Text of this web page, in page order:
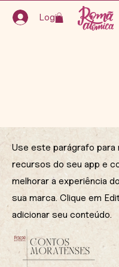
Login
Use este parágrafo
recursos do seu app e
melhorar a experiência
sua marca. Clique em
adicionar seu conteúdo.